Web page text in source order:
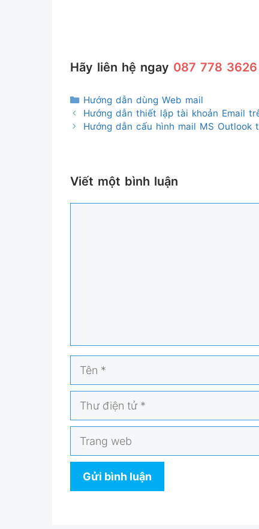
Hãy liên hệ ngay 087 778 3626
Danh
mục
Hướng dẫn dùng Web mail
Hướng dẫn thiết lập tài khoản Email
Hướng dẫn cấu hình mail MS Outlook
Viết một bình luận
Tên
Thư
tửTrang